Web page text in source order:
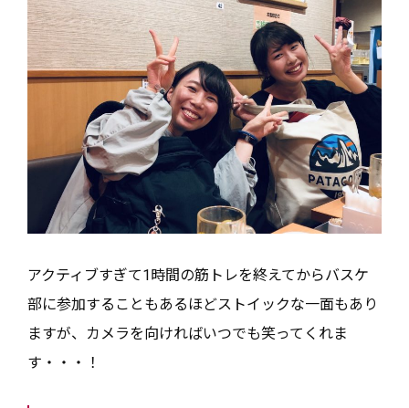
アクティブすぎて1時間の筋トレを終えてからバスケ
部に参加することもあるほどストイックな一面もあり
ますが、カメラを向ければいつでも笑ってくれま
す・・・！